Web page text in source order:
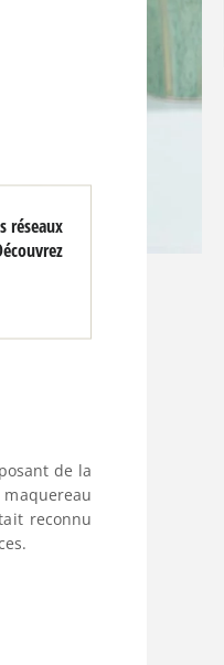
réseaux
de la
reconnu